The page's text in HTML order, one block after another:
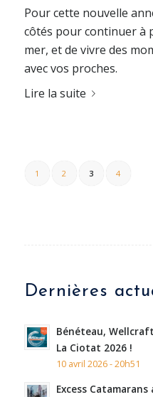
Pour cette nouvelle
côtés pour continuer à
mer, et de vivre des
avec vos proches.
Lire la suite
1 2 3 4
Dernières
Bénéteau,
La Ciotat 2026 !
10 avril 2026 - 20h51
Excess